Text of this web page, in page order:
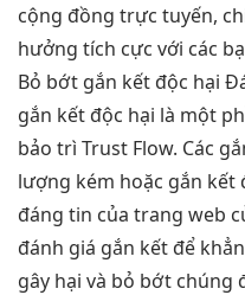
cộng đồng trực tuyến,
hưởng tích cực với các
Bỏ bớt gắn kết độc hại
gắn kết độc hại là một
bảo trì Trust Flow. Các
lượng kém hoặc gắn kết
đáng tin của trang web
đánh giá gắn kết để
gây hại và bỏ bớt chúng